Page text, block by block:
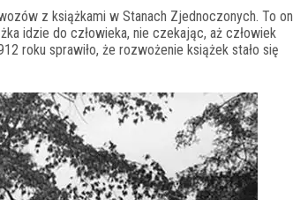
z książkami w Stanach Zjednoczonych. To on
idzie do człowieka, nie czekając, aż człowiek
roku sprawiło, że rozwożenie książek stało się